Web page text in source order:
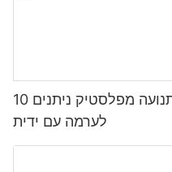
10 ארגזי פלסטיק יצרן ארגזי תנועה מפלסטיק ניתנים
לערמה עם ידית